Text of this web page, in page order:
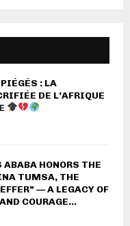
: LA
DE L’AFRIQUE
HONORS THE
TUMSA, THE
— A LEGACY OF
COURAGE...